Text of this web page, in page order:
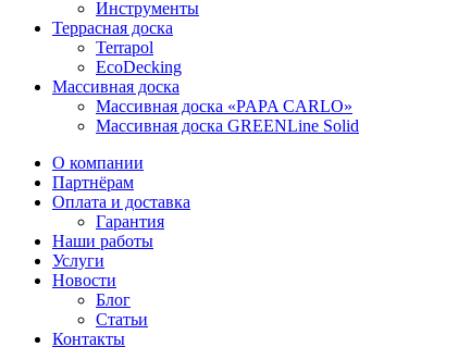
Инструменты
Террасная доска
Terrapol
EcoDecking
Массивная доска
Массивная доска «PAPA CARLO»
Массивная доска GREENLine Solid
О компании
Партнёрам
Оплата и доставка
Гарантия
Наши работы
Услуги
Новости
Блог
Статьи
Контакты